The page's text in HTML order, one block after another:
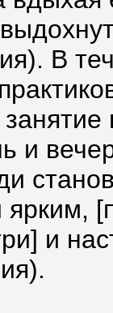
В
и
ярким,
и